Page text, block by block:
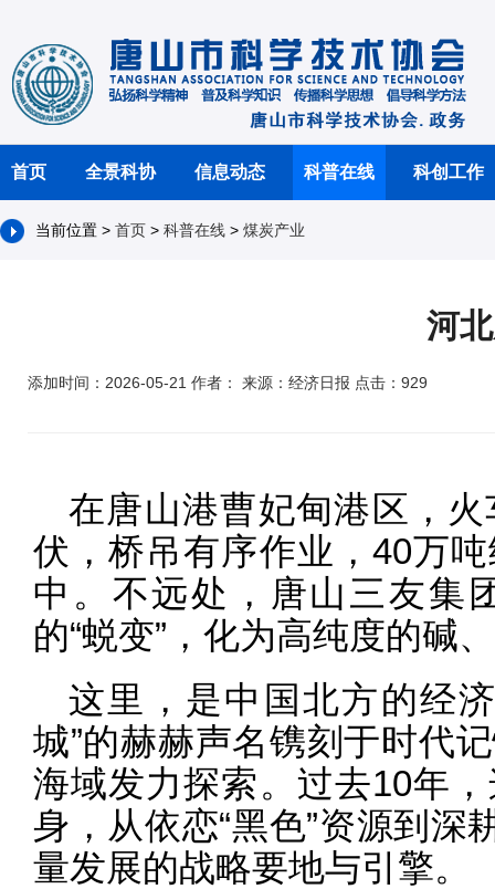
首页 全景科协 信息动态 科普在线 科创工作
当前位置 > 首页 > 科普在线 > 煤炭产业
河
添加时间：2026-05-21 作者： 来源：经济日报 点击：929
在唐山港曹妃甸港区，
伏，桥吊有序作业，40万
中。不远处，唐山三友集
的“蜕变”，化为高纯度的碱
这里，是中国北方的经
城”的赫赫声名镌刻于时代
海域发力探索。过去10年
身，从依恋“黑色”资源到深
量发展的战略要地与引擎。